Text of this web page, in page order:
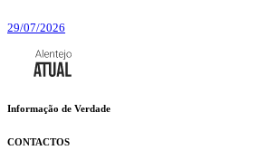
29/07/2026
Informação de Verdade
CONTACTOS